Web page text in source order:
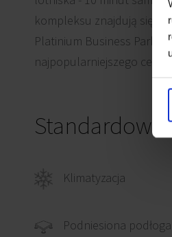
kompleksu znajdują się
Platinium Business Park
najpopularniejszego
Standardowe
Klimatyzacja
Podniesiona podłoga